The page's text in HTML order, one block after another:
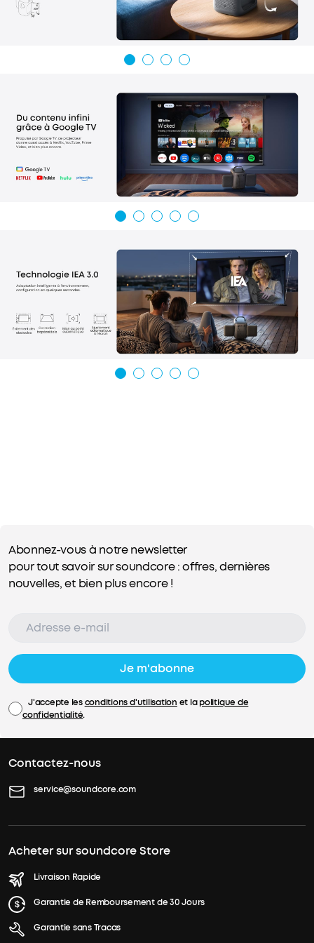
Abonnez-vous à notre newsletter
pour tout savoir sur soundcore : offres, dernières
nouvelles, et bien plus encore !
Je m'abonne
J'accepte lesconditions d'utilisation et lapolitique de
confidentialité.
Contactez-nous
service@soundcore.com
Acheter sur soundcore Store
Livraison Rapide
Garantie de Remboursement de 30 Jours
Garantie sans Tracas